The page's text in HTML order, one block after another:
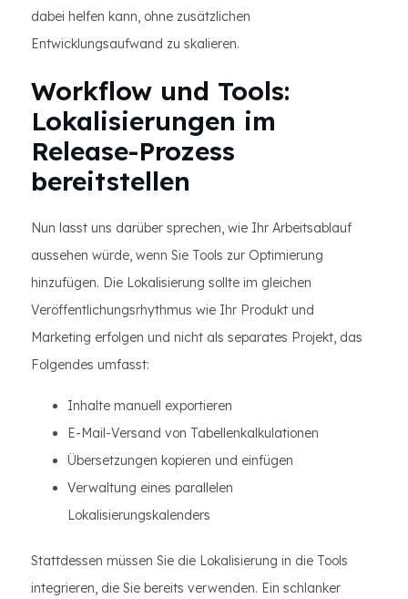
dabei helfen kann, ohne zusätzlichen
Entwicklungsaufwand zu skalieren.
Workflow und Tools:
Lokalisierungen im
Release-Prozess
bereitstellen
Nun lasst uns darüber sprechen, wie Ihr Arbeitsablauf
aussehen würde, wenn Sie Tools zur Optimierung
hinzufügen. Die Lokalisierung sollte im gleichen
Veröffentlichungsrhythmus wie Ihr Produkt und
Marketing erfolgen und nicht als separates Projekt, das
Folgendes umfasst:
Inhalte manuell exportieren
E-Mail-Versand von Tabellenkalkulationen
Übersetzungen kopieren und einfügen
Verwaltung eines parallelen
Lokalisierungskalenders
Stattdessen müssen Sie die Lokalisierung in die Tools
integrieren, die Sie bereits verwenden. Ein schlanker